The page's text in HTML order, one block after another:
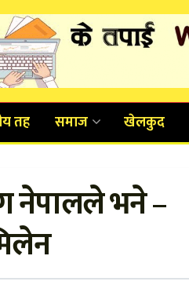
तह समाज खेलकुद
नेपालले भने –